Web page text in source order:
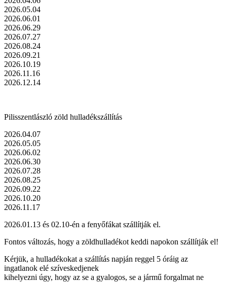
2026.05.04
2026.06.01
2026.06.29
2026.07.27
2026.08.24
2026.09.21
2026.10.19
2026.11.16
2026.12.14
Pilisszentlászló zöld hulladékszállítás
2026.04.07
2026.05.05
2026.06.02
2026.06.30
2026.07.28
2026.08.25
2026.09.22
2026.10.20
2026.11.17
2026.01.13 és 02.10-én a fenyőfákat szállítják el.
Fontos változás, hogy a zöldhulladékot keddi napokon szállítják el!
Kérjük, a hulladékokat a szállítás napján reggel 5 óráig az
ingatlanok elé szíveskedjenek
kihelyezni úgy, hogy az se a gyalogos, se a jármű forgalmat ne